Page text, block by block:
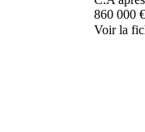
860 000 €
Voir la